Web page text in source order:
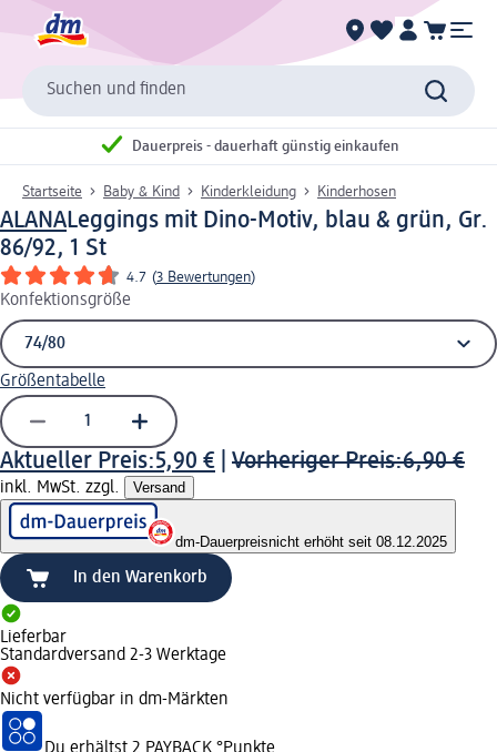
Suchen und finden
Dauerpreis - dauerhaft günstig einkaufen
Startseite Baby & Kind Kinderkleidung Kinderhosen
ALANALeggings mit Dino-Motiv, blau & grün, Gr.
86/92, 1 St
4.7 (3 Bewertungen)
Konfektionsgröße
Größentabelle
Aktueller Preis:5,90 € Vorheriger Preis:6,90 €
inkl. MwSt. zzgl. Versand
dm-Dauerpreisnicht erhöht seit 08.12.2025
In den Warenkorb
Lieferbar
Standardversand 2-3 Werktage
Nicht verfügbar in dm-Märkten